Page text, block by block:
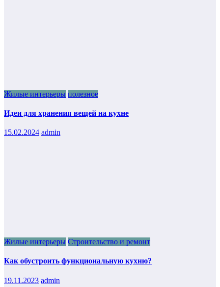
Жилые интерьеры полезное
Идеи для хранения вещей на кухне
15.02.2024 admin
Жилые интерьеры Строительство и ремонт
Как обустроить функциональную кухню?
19.11.2023 admin